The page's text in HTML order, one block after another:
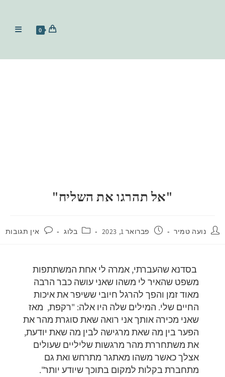
0
"אל תהרגו את השליח"
נועה טמיר פברואר 1, 2023 בלוג אין תגובות
בסדנא שהעברתי, אמרה לי אחת המשתתפות
משפט שהאיר לי משהו שאני עושה כבר הרבה
מאוד זמן והפך להרגל חיובי ששיפר את איכות
החיים שלי. המילים שלה היו אלה: "רקפת, מאז
שאני מכירה אותך אני רואה שאת סוגרת מהר את
הפער בין מה שאת מרגישה לבין מה שאת יודעת,
את משתחררת מהר מרגשות שליליים שעולים
אצלך כאשר משהו מאתגר מתרחש ואת גם
מתחברת בקלות למקום בתוכך שיודע יותר".